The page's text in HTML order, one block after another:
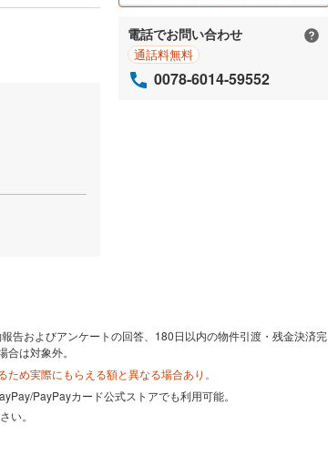
電話でお問い合わせ
通話料無料
0078-6014-59552
告およびアンケートの回答、180日以内の物件引渡・残金決済完
は対象外。
め実際にもらえる額と異なる場合あり。
PayPayカード公式ストアでも利用可能。
い。